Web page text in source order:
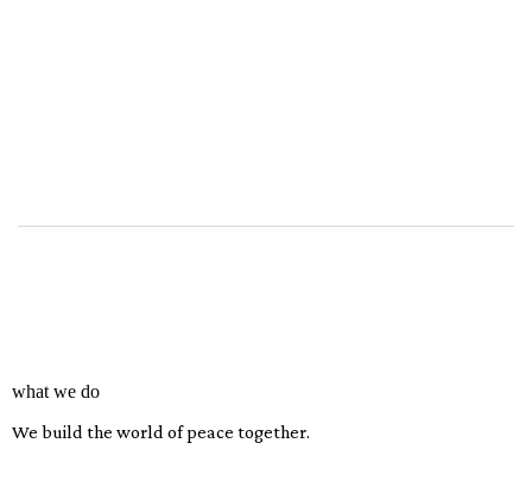
what we do
We build the world of peace together.